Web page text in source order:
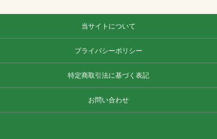
当サイトについて
プライバシーポリシー
特定商取引法に基づく表記
お問い合わせ